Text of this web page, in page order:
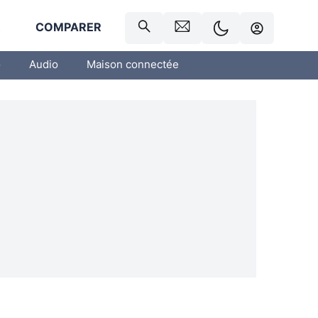
COMPARER
Audio Maison connectée